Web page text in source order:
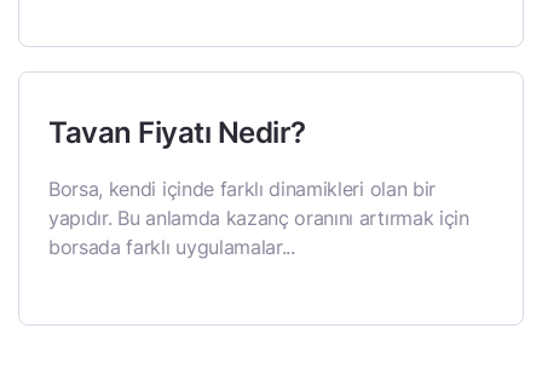
Tavan Fiyatı Nedir?
Borsa, kendi içinde farklı dinamikleri olan bir
yapıdır. Bu anlamda kazanç oranını artırmak için
borsada farklı uygulamalar...